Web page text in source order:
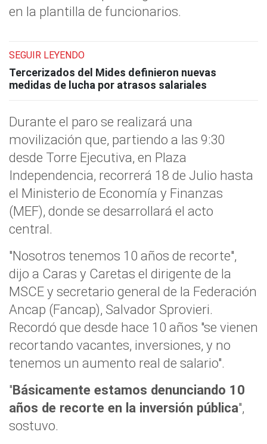
en la plantilla de funcionarios.
SEGUIR LEYENDO
Tercerizados del Mides definieron nuevas
medidas de lucha por atrasos salariales
Durante el paro se realizará una
movilización que, partiendo a las 9:30
desde Torre Ejecutiva, en Plaza
Independencia, recorrerá 18 de Julio hasta
el Ministerio de Economía y Finanzas
(MEF), donde se desarrollará el acto
central.
"Nosotros tenemos 10 años de recorte",
dijo a Caras y Caretas el dirigente de la
MSCE y secretario general de la Federación
Ancap (Fancap), Salvador Sprovieri.
Recordó que desde hace 10 años "se vienen
recortando vacantes, inversiones, y no
tenemos un aumento real de salario".
"Básicamente estamos denunciando 10
años de recorte en la inversión pública",
sostuvo.